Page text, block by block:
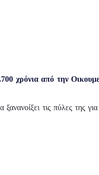
χρόνια από την
τις πύλες της